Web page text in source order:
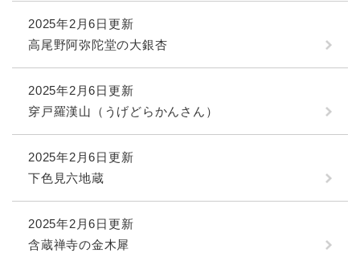
2025年2月6日更新
高尾野阿弥陀堂の大銀杏
2025年2月6日更新
穿戸羅漢山（うげどらかんさん）
2025年2月6日更新
下色見六地蔵
2025年2月6日更新
含蔵禅寺の金木犀